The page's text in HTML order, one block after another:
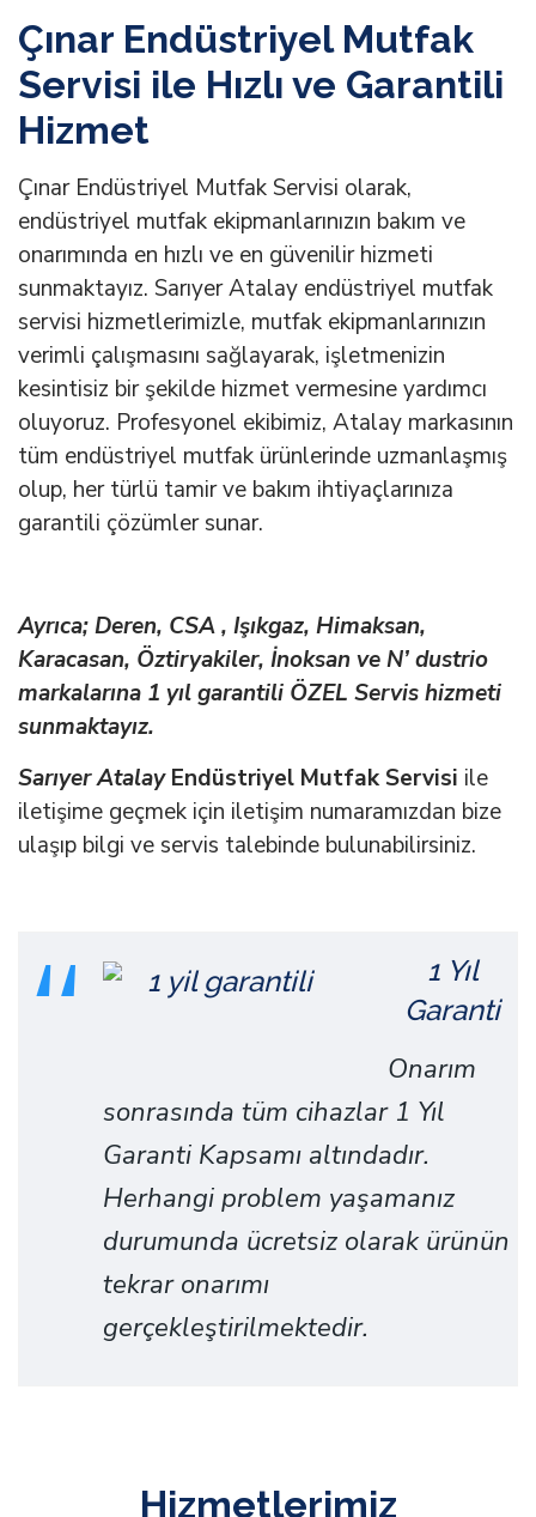
Çınar Endüstriyel Mutfak
Servisi ile Hızlı ve Garantili
Hizmet
Çınar Endüstriyel Mutfak Servisi olarak,
endüstriyel mutfak ekipmanlarınızın bakım ve
onarımında en hızlı ve en güvenilir hizmeti
sunmaktayız. Sarıyer Atalay endüstriyel mutfak
servisi hizmetlerimizle, mutfak ekipmanlarınızın
verimli çalışmasını sağlayarak, işletmenizin
kesintisiz bir şekilde hizmet vermesine yardımcı
oluyoruz. Profesyonel ekibimiz, Atalay markasının
tüm endüstriyel mutfak ürünlerinde uzmanlaşmış
olup, her türlü tamir ve bakım ihtiyaçlarınıza
garantili çözümler sunar.
Ayrıca; Deren, CSA , Işıkgaz, Himaksan,
Karacasan, Öztiryakiler, İnoksan ve N’ dustrio
markalarına 1 yıl garantili ÖZEL Servis hizmeti
sunmaktayız.
Sarıyer AtalayEndüstriyel Mutfak Servisi ile
iletişime geçmek için iletişim numaramızdan bize
ulaşıp bilgi ve servis talebinde bulunabilirsiniz.
1 Yıl
Garanti
Onarım
sonrasında tüm cihazlar 1 Yıl
Garanti Kapsamı altındadır.
Herhangi problem yaşamanız
durumunda ücretsiz olarak ürünün
tekrar onarımı
gerçekleştirilmektedir.
Hizmetlerimiz